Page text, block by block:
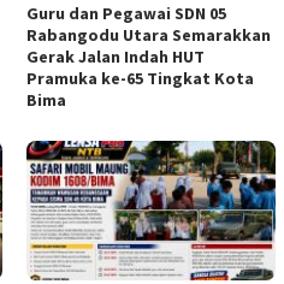
Guru dan Pegawai SDN 05
Rabangodu Utara Semarakkan
Gerak Jalan Indah HUT
Pramuka ke-65 Tingkat Kota
Bima